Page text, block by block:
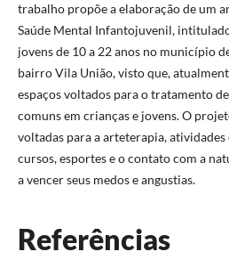
trabalho propõe a elaboração de um
Saúde Mental Infantojuvenil,
jovens de 10 a 22 anos no município
bairro Vila União, visto que,
espaços voltados para o tratamento
comuns em crianças e jovens. O
voltadas para a arteterapia,
cursos, esportes e o contato com a
a vencer seus medos e angustias.
Referências